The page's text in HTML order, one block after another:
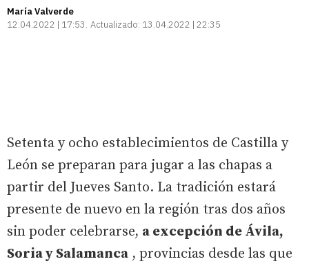
María Valverde
12.04.2022 | 17:53 Actualizado: 13.04.2022 | 22:35
Setenta y ocho establecimientos de Castilla y
León se preparan para jugar a las chapas a
partir del Jueves Santo. La tradición estará
presente de nuevo en la región tras dos años
sin poder celebrarse, a excepción de Ávila,
Soria y Salamanca , provincias desde las que